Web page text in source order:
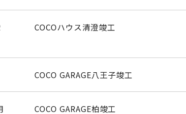
COCOハウス清澄竣工
COCO GARAGE八王子竣工
COCO GARAGE柏竣工